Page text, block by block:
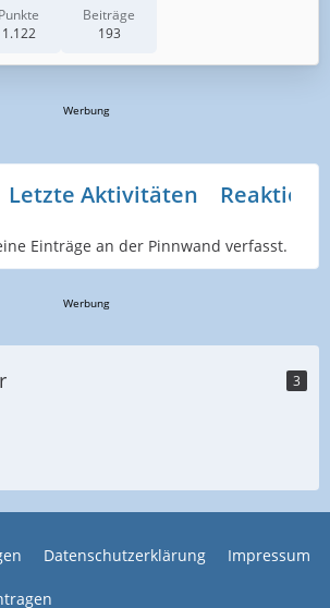
Punkte
1.122
Beiträge
193
Werbung
Letzte Aktivitäten
Einträge an der Pinnwand verfasst.
Werbung
3
Datenschutzerklärung Impressum